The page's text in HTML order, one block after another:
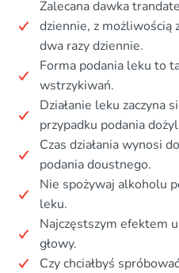
Zalecana dawka
dziennie, z
dwa razy dziennie.
Forma podania leku to
wstrzykiwań.
Działanie leku zaczyna
przypadku podania
Czas działania wynosi
podania doustnego.
Nie spożywaj alkoholu
leku.
Najczęstszym efektem
głowy.
Czy chciałbyś